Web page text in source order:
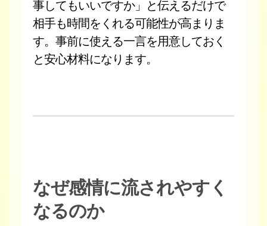
事してもいいですか」と伝えるだけで
相手も時間をくれる可能性が高まりま
す。事前に使える一言を用意しておく
と安心材料になります。
なぜ感情に流されやすく
なるのか